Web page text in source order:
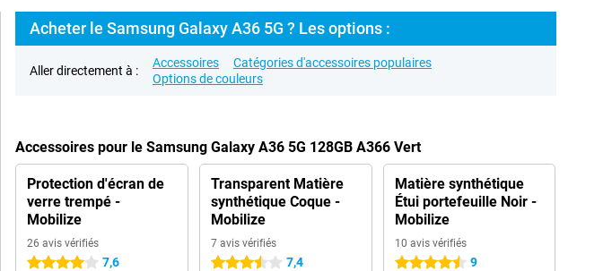
Acheter le Samsung Galaxy A36 5G ? Les options :
Aller directement à :
Accessoires
Catégories d'accessoires populaires
Options de couleurs
Accessoires pour le Samsung Galaxy A36 5G 128GB A366 Vert
Protection d'écran de
verre trempé -
Mobilize
26 avis vérifiés
4 étoiles 7,6
Transparent Matière
synthétique Coque -
Mobilize
7 avis vérifiés
3.5 étoiles 7,4
Matière synthétique
Étui portefeuille Noir -
Mobilize
10 avis vérifiés
4.5 étoiles 9